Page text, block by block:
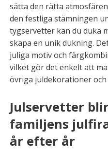
sätta den rätta
den festliga stämningen
tygservetter kan du duka
skapa en unik dukning.
juliga motiv och
vilket gör det enkelt att
övriga juldekorationer och
Julservetter
familjens
år efter år